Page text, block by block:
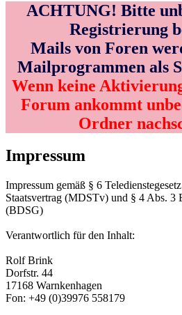
ACHTUNG! Bitte
Registrierung
Mails von Foren
Mailprogrammen als
Wenn keine
Forum ankommt
Ordner
Impressum
Impressum gemäß § 6
Staatsvertrag (MDSTv) und § 4 Abs. 3
(BDSG)
Verantwortlich für den Inhalt:
Rolf Brink
Dorfstr. 44
17168 Warnkenhagen
Fon: +49 (0)39976 558179